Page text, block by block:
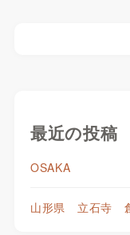
最近の投稿
OSAKA
山形県 立石寺